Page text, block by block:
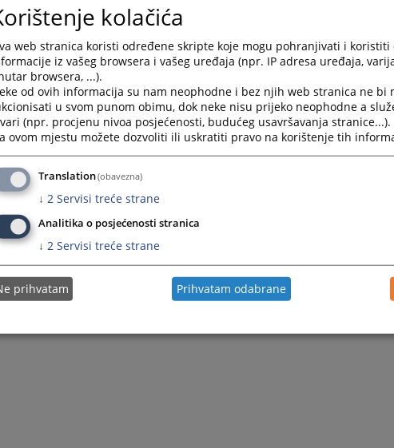
kolačića
web stranica koristi određene skripte koje mogu pohranjivati i koristiti
iz vašeg browsera i vašeg uređaja (npr. IP adresa uređaja,
browsera, ...).
od ovih informacija su nam neophodne i bez njih web stranica ne bi
u svom punom obimu, dok neke nisu prijeko neophodne a
(npr. procjenu nivoa posjećenosti, budućeg usavršavanja stranice...).
ovom mjestu možete dozvoliti ili uskratiti pravo na korištenje tih
Translation(obavezna)
↓ 2 Servisi treće strane
Analitika o posjećenosti stranica
↓ 2 Servisi treće strane
prihvatam Prihvatam odabrane